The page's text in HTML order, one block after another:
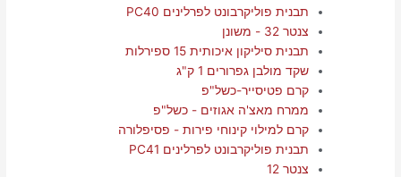
תבנית פוליקרבונט לפרלינים PC40
צנטר 32 - משונן
תבנית סיליקון איכותית 15 ספירלות
שקד מולבן גפרורים 1 ק"ג
קרם פטיסייר-כשל"פ
ממרח מאצ'ה אגוזים - כשל"פ
קרם למילוי קינוחי פירות - פסיפלורה
תבנית פוליקרבונט לפרלינים PC41
צנטר 12